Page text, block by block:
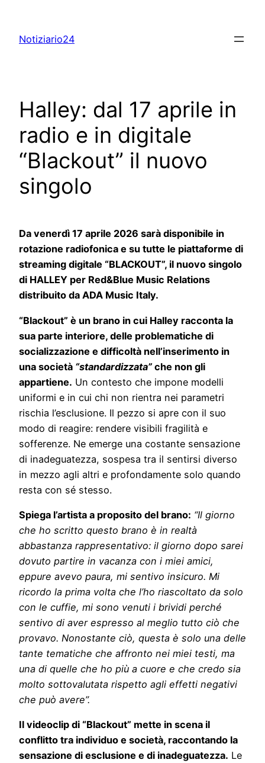
content
Notiziario24
Halley: dal 17 aprile in
radio e in digitale
“Blackout” il nuovo
singolo
Da venerdì 17 aprile 2026 sarà disponibile in
rotazione radiofonica e su tutte le piattaforme di
streaming digitale “BLACKOUT”, il nuovo singolo
di HALLEY per Red&Blue Music Relations
distribuito da ADA Music Italy.
“Blackout” è un brano in cui Halley racconta la
sua parte interiore, delle problematiche di
socializzazione e difficoltà nell’inserimento in
una società “standardizzata” che non gli
appartiene. Un contesto che impone modelli
uniformi e in cui chi non rientra nei parametri
rischia l’esclusione. Il pezzo si apre con il suo
modo di reagire: rendere visibili fragilità e
sofferenze. Ne emerge una costante sensazione
di inadeguatezza, sospesa tra il sentirsi diverso
in mezzo agli altri e profondamente solo quando
resta con sé stesso.
Spiega l’artista a proposito del brano: “Il giorno
che ho scritto questo brano è in realtà
abbastanza rappresentativo: il giorno dopo sarei
dovuto partire in vacanza con i miei amici,
eppure avevo paura, mi sentivo insicuro. Mi
ricordo la prima volta che l’ho riascoltato da solo
con le cuffie, mi sono venuti i brividi perché
sentivo di aver espresso al meglio tutto ciò che
provavo. Nonostante ciò, questa è solo una delle
tante tematiche che affronto nei miei testi, ma
una di quelle che ho più a cuore e che credo sia
molto sottovalutata rispetto agli effetti negativi
che può avere”.
Il videoclip di “Blackout” mette in scena il
conflitto tra individuo e società, raccontando la
sensazione di esclusione e di inadeguatezza. Le